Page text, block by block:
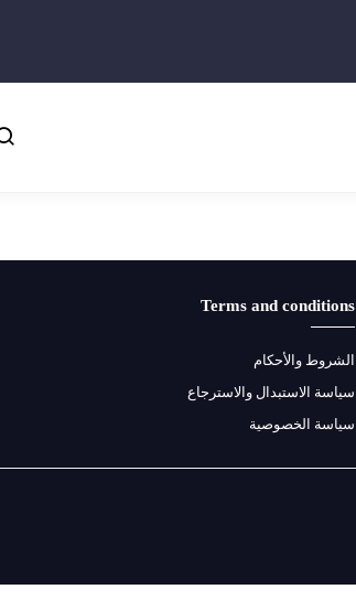
Terms and conditions
الشروط والأحكام
سياسة الاستبدال والاسترجاع
سياسة الخصوصية